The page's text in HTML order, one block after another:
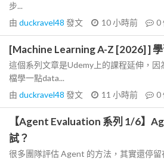
步...
由 duckravel48 發文 10 小時前 0
[Machine Learning A-Z [2026] ]
這個系列文章是Udemy上的課程延伸，因
檔學一點data...
由 duckravel48 發文 11 小時前 0
【Agent Evaluation 系列 1/6】
試？
很多團隊評估 Agent 的方法，其實還停